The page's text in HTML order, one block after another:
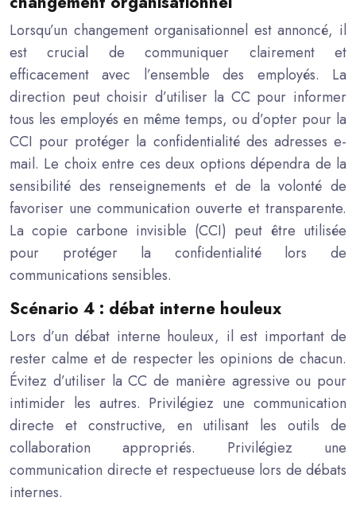
Lorsqu’un changement organisationnel est annoncé, il
est crucial de communiquer clairement et
efficacement avec l’ensemble des employés. La
direction peut choisir d’utiliser la CC pour informer
tous les employés en même temps, ou d’opter pour la
CCI pour protéger la confidentialité des adresses e-
mail. Le choix entre ces deux options dépendra de la
sensibilité des renseignements et de la volonté de
favoriser une communication ouverte et transparente.
La copie carbone invisible (CCI) peut être utilisée
pour protéger la confidentialité lors de
communications sensibles.
Scénario 4 : débat interne houleux
Lors d’un débat interne houleux, il est important de
rester calme et de respecter les opinions de chacun.
Évitez d’utiliser la CC de manière agressive ou pour
intimider les autres. Privilégiez une communication
directe et constructive, en utilisant les outils de
collaboration appropriés. Privilégiez une
communication directe et respectueuse lors de débats
internes.